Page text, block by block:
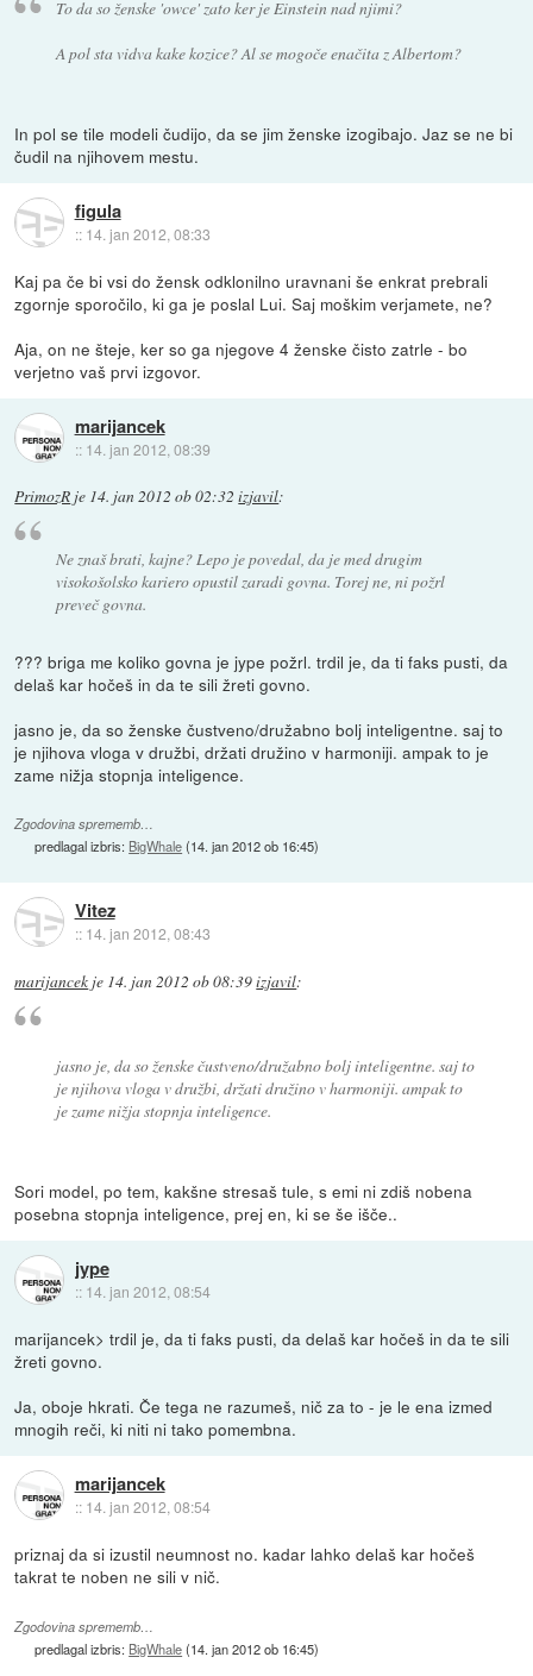
To da so ženske 'owce' zato ker je Einstein nad njimi?
A pol sta vidva kake kozice? Al se mogoče enačita z Albertom?
In pol se tile modeli čudijo, da se jim ženske izogibajo. Jaz se ne bi
čudil na njihovem mestu.
figula
:: 14. jan 2012, 08:33
Kaj pa če bi vsi do žensk odklonilno uravnani še enkrat prebrali
zgornje sporočilo, ki ga je poslal Lui. Saj moškim verjamete, ne?
Aja, on ne šteje, ker so ga njegove 4 ženske čisto zatrle - bo
verjetno vaš prvi izgovor.
marijancek
:: 14. jan 2012, 08:39
PrimozR je 14. jan 2012 ob 02:32 izjavil:
Ne znaš brati, kajne? Lepo je povedal, da je med drugim
visokošolsko kariero opustil zaradi govna. Torej ne, ni požrl
preveč govna.
??? briga me koliko govna je jype požrl. trdil je, da ti faks pusti, da
delaš kar hočeš in da te sili žreti govno.
jasno je, da so ženske čustveno/družabno bolj inteligentne. saj to
je njihova vloga v družbi, držati družino v harmoniji. ampak to je
zame nižja stopnja inteligence.
Zgodovina sprememb…
predlagal izbris: BigWhale(14. jan 2012 ob 16:45)
Vitez
:: 14. jan 2012, 08:43
marijancek je 14. jan 2012 ob 08:39izjavil:
jasno je, da so ženske čustveno/družabno bolj inteligentne. saj to
je njihova vloga v družbi, držati družino v harmoniji. ampak to
je zame nižja stopnja inteligence.
Sori model, po tem, kakšne stresaš tule, s emi ni zdiš nobena
posebna stopnja inteligence, prej en, ki se še išče..
jype
:: 14. jan 2012, 08:54
marijancek> trdil je, da ti faks pusti, da delaš kar hočeš in da te sili
žreti govno.
Ja, oboje hkrati. Če tega ne razumeš, nič za to - je le ena izmed
mnogih reči, ki niti ni tako pomembna.
marijancek
:: 14. jan 2012, 08:54
priznaj da si izustil neumnost no. kadar lahko delaš kar hočeš
takrat te noben ne sili v nič.
Zgodovina sprememb…
predlagal izbris: BigWhale(14. jan 2012 ob 16:45)